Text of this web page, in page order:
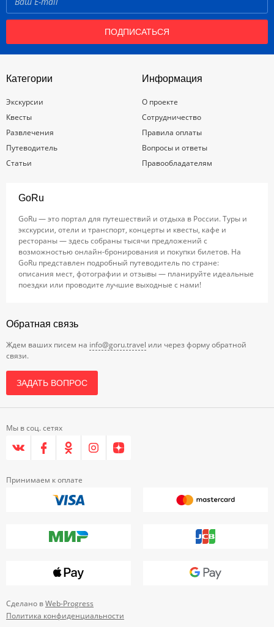
ПОДПИСАТЬСЯ
Категории
Экскурсии
Квесты
Развлечения
Путеводитель
Статьи
Информация
О проекте
Сотрудничество
Правила оплаты
Вопросы и ответы
Правообладателям
GoRu
GoRu — это портал для путешествий и отдыха в России. Туры и
экскурсии, отели и транспорт, концерты и квесты, кафе и
рестораны — здесь собраны тысячи предложений с
возможностью онлайн-бронирования и покупки билетов. На
GoRu представлен подробный путеводитель по стране:
описания мест, фотографии и отзывы — планируйте идеальные
поездки или проводите лучшие выходные с нами!
Обратная связь
Ждем ваших писем на info@goru.travel или через форму обратной
связи.
ЗАДАТЬ ВОПРОС
Мы в соц. сетях
Принимаем к оплате
Сделано вWeb-Progress
Политика конфиденциальности